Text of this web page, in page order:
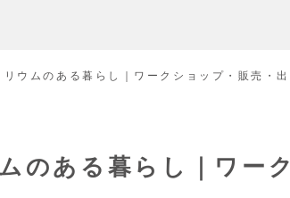
ウムのある暮らし｜ワークショップ・販売・
のある暮らし｜ワー